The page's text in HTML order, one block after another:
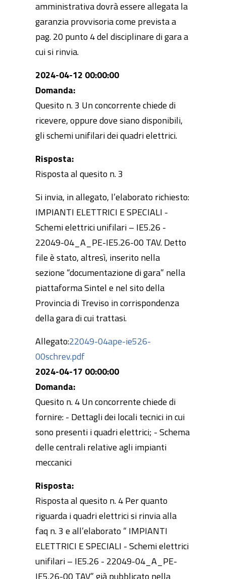
amministrativa dovrà essere allegata la
garanzia provvisoria come prevista a
pag. 20 punto 4 del disciplinare di gara a
cui si rinvia.
2024-04-12 00:00:00
Domanda:
Quesito n. 3 Un concorrente chiede di
ricevere, oppure dove siano disponibili,
gli schemi unifilari dei quadri elettrici.
Risposta:
Risposta al quesito n. 3
Si invia, in allegato, l’elaborato richiesto:
IMPIANTI ELETTRICI E SPECIALI -
Schemi elettrici unifilari – IE5.26 -
22049-04_A_PE-IE5.26-00 TAV. Detto
file è stato, altresì, inserito nella
sezione “documentazione di gara” nella
piattaforma Sintel e nel sito della
Provincia di Treviso in corrispondenza
della gara di cui trattasi.
Allegato:22049-04ape-ie526-
00schrev.pdf
2024-04-17 00:00:00
Domanda:
Quesito n. 4 Un concorrente chiede di
fornire: - Dettagli dei locali tecnici in cui
sono presenti i quadri elettrici; - Schema
delle centrali relative agli impianti
meccanici
Risposta:
Risposta al quesito n. 4 Per quanto
riguarda i quadri elettrici si rinvia alla
faq n. 3 e all’elaborato “ IMPIANTI
ELETTRICI E SPECIALI - Schemi elettrici
unifilari – IE5.26 - 22049-04_A_PE-
IE5.26-00 TAV” già pubblicato nella